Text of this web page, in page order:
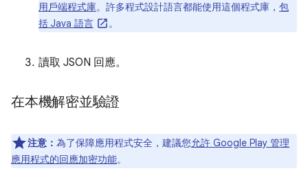
用戶端程式庫。許多程式設計語言都能使用這個程式庫， 包
括 Java 語言
。
讀取 JSON 回應。
在本機解密並驗證
注意： 為了保障應用程式安全，建議您允許 Google Play 管理
應用程式的回應加密功能。